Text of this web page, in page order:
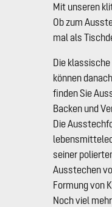
Mit unseren
Ob zum
mal als
Die
können
finden Sie
Backen und
Die
seiner
Ausstechen
Formung von
Noch viel